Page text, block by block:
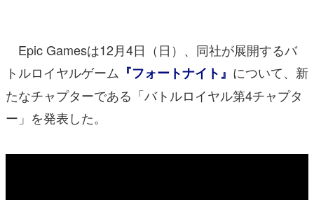
アプリレビュー
その他
電ファミニコゲーマーとは？
Epic Gamesは12月4日（日）、同社が展開するバ
トルロイヤルゲーム 『フォートナイト』 について、新
たなチャプターである「バトルロイヤル第4チャプタ
ー」を発表した。